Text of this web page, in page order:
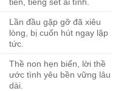
Lần đầu gặp gỡ đã xiêu
lòng, bị cuốn hút ngay lập
tức.
Thề non hẹn biển, lời thề
ước tình yêu bền vững lâu
dài.